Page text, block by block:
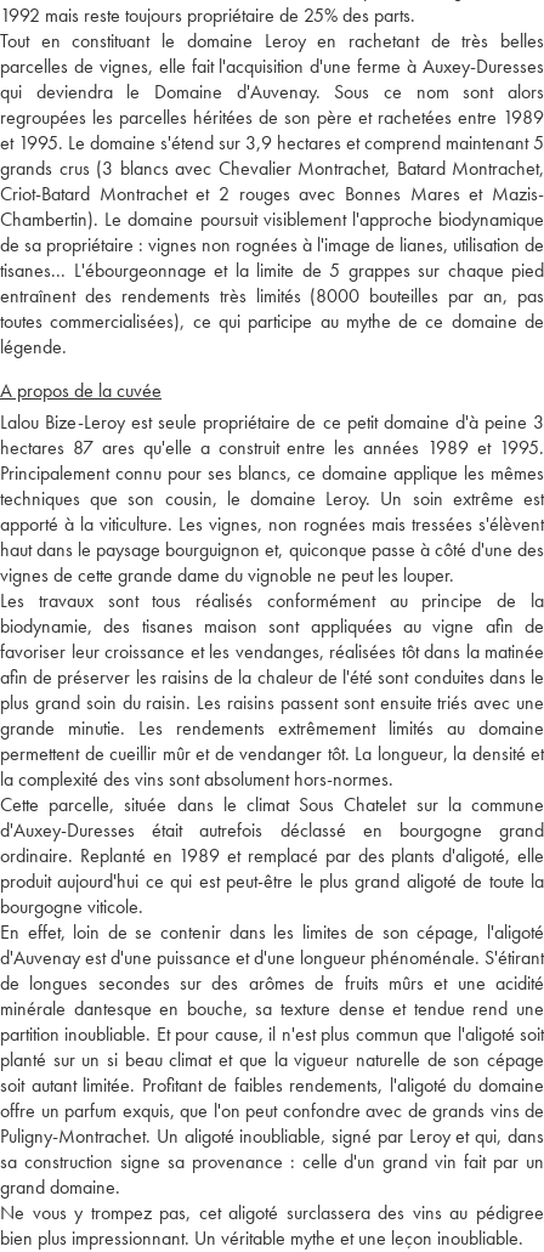
1992 mais reste toujours propriétaire de 25% des parts.
Tout en constituant le domaine Leroy en rachetant de très belles
parcelles de vignes, elle fait l'acquisition d'une ferme à Auxey-Duresses
qui deviendra le Domaine d'Auvenay. Sous ce nom sont alors
regroupées les parcelles héritées de son père et rachetées entre 1989
et 1995. Le domaine s'étend sur 3,9 hectares et comprend maintenant 5
grands crus (3 blancs avec Chevalier Montrachet, Batard Montrachet,
Criot-Batard Montrachet et 2 rouges avec Bonnes Mares et Mazis-
Chambertin). Le domaine poursuit visiblement l'approche biodynamique
de sa propriétaire : vignes non rognées à l'image de lianes, utilisation de
tisanes... L'ébourgeonnage et la limite de 5 grappes sur chaque pied
entraînent des rendements très limités (8000 bouteilles par an, pas
toutes commercialisées), ce qui participe au mythe de ce domaine de
légende.
A propos de la cuvée
Lalou Bize-Leroy est seule propriétaire de ce petit domaine d'à peine 3
hectares 87 ares qu'elle a construit entre les années 1989 et 1995.
Principalement connu pour ses blancs, ce domaine applique les mêmes
techniques que son cousin, le domaine Leroy. Un soin extrême est
apporté à la viticulture. Les vignes, non rognées mais tressées s'élèvent
haut dans le paysage bourguignon et, quiconque passe à côté d'une des
vignes de cette grande dame du vignoble ne peut les louper.
Les travaux sont tous réalisés conformément au principe de la
biodynamie, des tisanes maison sont appliquées au vigne afin de
favoriser leur croissance et les vendanges, réalisées tôt dans la matinée
afin de préserver les raisins de la chaleur de l'été sont conduites dans le
plus grand soin du raisin. Les raisins passent sont ensuite triés avec une
grande minutie. Les rendements extrêmement limités au domaine
permettent de cueillir mûr et de vendanger tôt. La longueur, la densité et
la complexité des vins sont absolument hors-normes.
Cette parcelle, située dans le climat Sous Chatelet sur la commune
d'Auxey-Duresses était autrefois déclassé en bourgogne grand
ordinaire. Replanté en 1989 et remplacé par des plants d'aligoté, elle
produit aujourd'hui ce qui est peut-être le plus grand aligoté de toute la
bourgogne viticole.
En effet, loin de se contenir dans les limites de son cépage, l'aligoté
d'Auvenay est d'une puissance et d'une longueur phénoménale. S'étirant
de longues secondes sur des arômes de fruits mûrs et une acidité
minérale dantesque en bouche, sa texture dense et tendue rend une
partition inoubliable. Et pour cause, il n'est plus commun que l'aligoté soit
planté sur un si beau climat et que la vigueur naturelle de son cépage
soit autant limitée. Profitant de faibles rendements, l'aligoté du domaine
offre un parfum exquis, que l'on peut confondre avec de grands vins de
Puligny-Montrachet. Un aligoté inoubliable, signé par Leroy et qui, dans
sa construction signe sa provenance : celle d'un grand vin fait par un
grand domaine.
Ne vous y trompez pas, cet aligoté surclassera des vins au pédigree
bien plus impressionnant. Un véritable mythe et une leçon inoubliable.